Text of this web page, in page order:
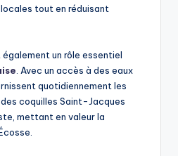
tout en réduisant
un rôle essentiel
. Avec un accès à des eaux
quotidiennement les
coquilles Saint-Jacques
mettant en valeur la